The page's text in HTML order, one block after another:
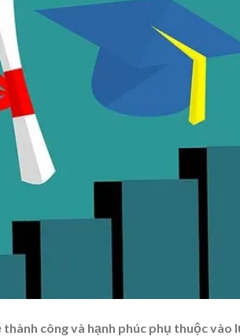
công và hạnh phúc phụ thuộc vào